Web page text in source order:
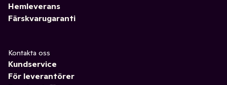
Hemleverans
Färskvarugaranti
Kontakta oss
Kundservice
För leverantörer